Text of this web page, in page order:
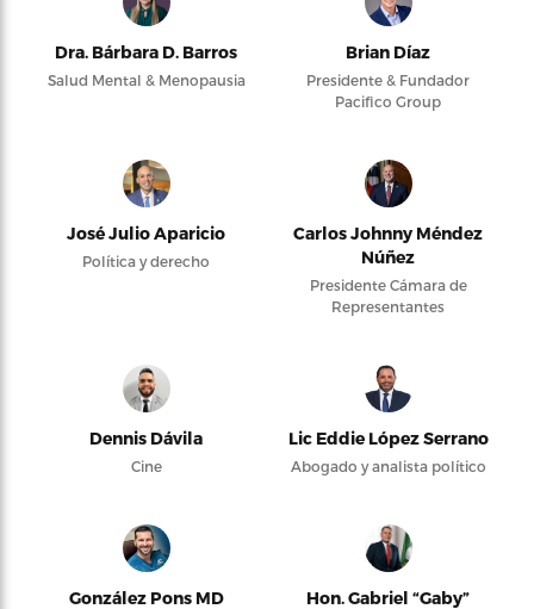
Dra. Bárbara D. Barros
Salud Mental & Menopausia
Brian Díaz
Presidente & Fundador
Pacifico Group
José Julio Aparicio
Política y derecho
Carlos Johnny Méndez
Núñez
Presidente Cámara de
Representantes
Dennis Dávila
Cine
Lic Eddie López Serrano
Abogado y analista político
González Pons MD
Hon. Gabriel “Gaby”